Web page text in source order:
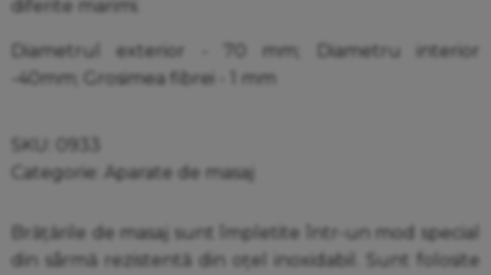
diferite marimi.
Diametrul exterior - 70 mm; Diametru interior
-40mm; Grosimea fibrei - 1 mm
SKU:
Categorie: Aparate de masaj
Brățările de masaj sunt împletite într-un mod special
din sârmă rezistentă din oțel inoxidabil. Sunt folosite